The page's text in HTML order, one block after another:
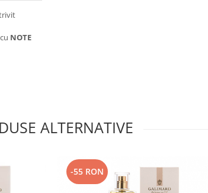
cu NOTE
ALTERNATIVE
-55 RON